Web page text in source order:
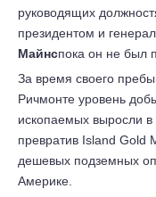
руководящих
президентом и
Майнспока он не был
За время своего
Ричмонте уровень
ископаемых выросли в
превратив Island Gold
дешевых подземных
Америке.